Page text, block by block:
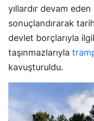
yıllardır devam eden
sonuçlandırarak
devlet borçlarıyla
taşınmazlarıyla
kavuşturuldu.